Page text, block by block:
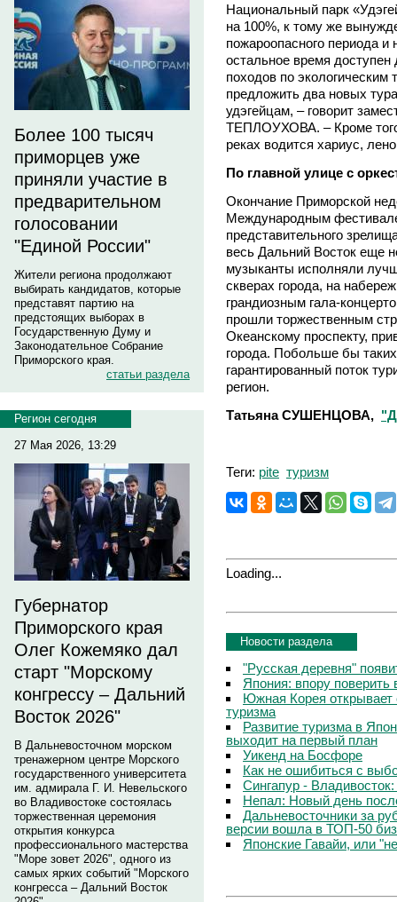
Более 100 тысяч
приморцев уже
приняли участие в
предварительном
голосовании
"Единой России"
Жители региона продолжают
выбирать кандидатов, которые
представят партию на
предстоящих выборах в
Государственную Думу и
Законодательное Собрание
Приморского края.
статьи раздела
Регион сегодня
27 Мая 2026, 13:29
Губернатор
Приморского края
Олег Кожемяко дал
старт "Морскому
конгрессу – Дальний
Восток 2026"
В Дальневосточном морском
тренажерном центре Морского
государственного университета
им. адмирала Г. И. Невельского
во Владивостоке состоялась
торжественная церемония
открытия конкурса
профессионального мастерства
"Море зовет 2026", одного из
самых ярких событий "Морского
конгресса – Дальний Восток
Национальный парк
на 100%, к тому же
пожароопасного периода и
остальное время
походов по
предложить два новых
удэгейцам, – говорит
ТЕПЛОУХОВА. – Кроме
реках водится хариус,
По главной улице с
Окончание Приморской
Международным
представительного
весь Дальний Восток еще
музыканты исполняли
скверах города, на
грандиозным гала-
прошли торжественным
Океанскому проспекту,
города. Побольше бы
гарантированный поток
регион.
Татьяна СУШЕНЦОВА,
Теги: pite туризм
Loading...
Новости раздела
"Русская деревня"
Япония: впору поверить
Южная Корея открывает
туризма
Развитие туризма в
выходит на первый план
Уикенд на Босфоре
Как не ошибиться с
Сингапур -
Непал: Новый день
Дальневосточники за
версии вошла в ТОП-50
Японские Гавайи, или